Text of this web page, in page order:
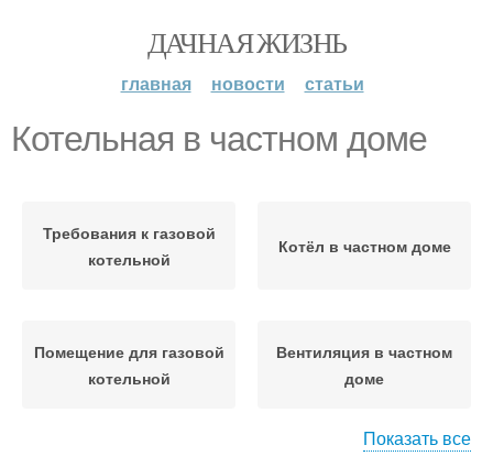
ДАЧНАЯ ЖИЗНЬ
главная новости статьи
Котельная в частном доме
Требования к газовой
котельной
Котёл в частном доме
Помещение для газовой
котельной
Вентиляция в частном
доме
Показать все